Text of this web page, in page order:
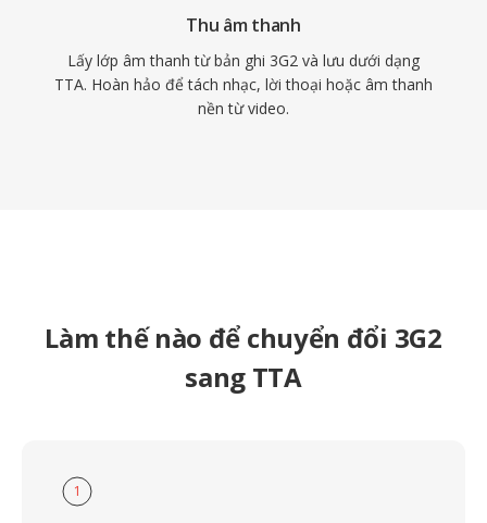
Thu âm thanh
Lấy lớp âm thanh từ bản ghi 3G2 và lưu dưới dạng
TTA. Hoàn hảo để tách nhạc, lời thoại hoặc âm thanh
nền từ video.
Làm thế nào để chuyển đổi 3G2
sang TTA
1